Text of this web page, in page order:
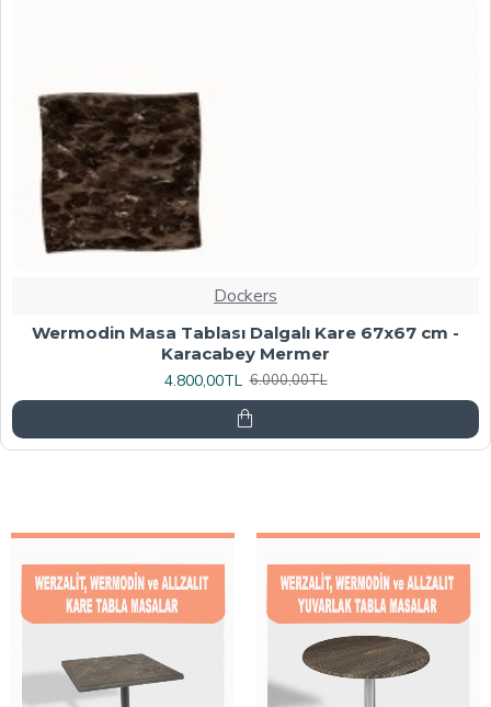
Dockers
Werzalit, Allzalit veya Wermodin Masa Tablası
70X120 - Afyon Mermer
6.080,00TL 7.600,00TL